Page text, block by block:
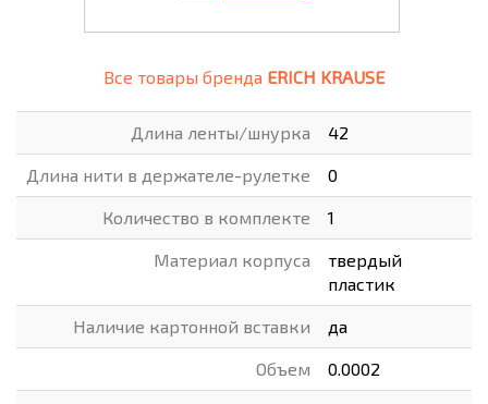
Все товары бренда ERICH KRAUSE
Длина ленты/шнурка 42
Длина нити в держателе-рулетке 0
Количество в комплекте 1
Материал корпуса
твердый
пластик
Наличие картонной вставки да
Объем 0.0002